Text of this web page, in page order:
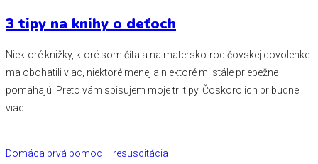
3 tipy na knihy o deťoch
Niektoré knižky, ktoré som čítala na matersko-rodičovskej dovolenke
ma obohatili viac, niektoré menej a niektoré mi stále priebežne
pomáhajú. Preto vám spisujem moje tri tipy. Čoskoro ich pribudne
viac.
Domáca prvá pomoc – resuscitácia